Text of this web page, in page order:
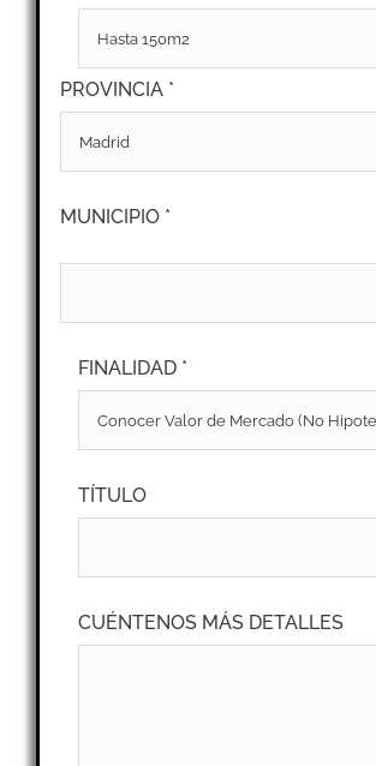
PROVINCIA *
MUNICIPIO *
FINALIDAD *
TÍTULO
CUÉNTENOS MÁS DETALLES